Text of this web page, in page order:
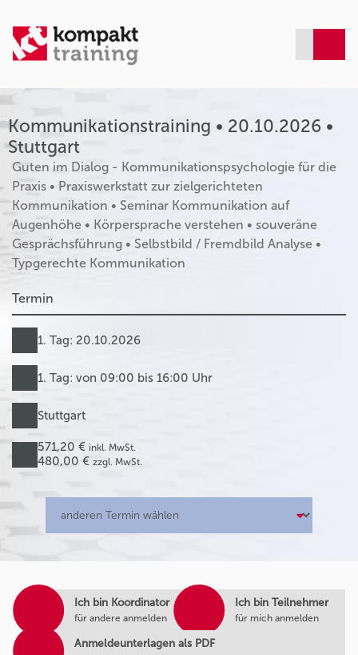
Kommunikationstraining • 20.10.2026 •
Stuttgart
Guten im Dialog - Kommunikationspsychologie für die
Praxis • Praxiswerkstatt zur zielgerichteten
Kommunikation • Seminar Kommunikation auf
Augenhöhe • Körpersprache verstehen • souveräne
Gesprächsführung • Selbstbild / Fremdbild Analyse •
Typgerechte Kommunikation
Termin
1. Tag: 20.10.2026
1. Tag: von 09:00 bis 16:00 Uhr
Stuttgart
571,20 € inkl. MwSt.
480,00 € zzgl. MwSt.
Ich bin Koordinator
für andere anmelden
Ich bin Teilnehmer
für mich anmelden
Anmeldeunterlagen als PDF